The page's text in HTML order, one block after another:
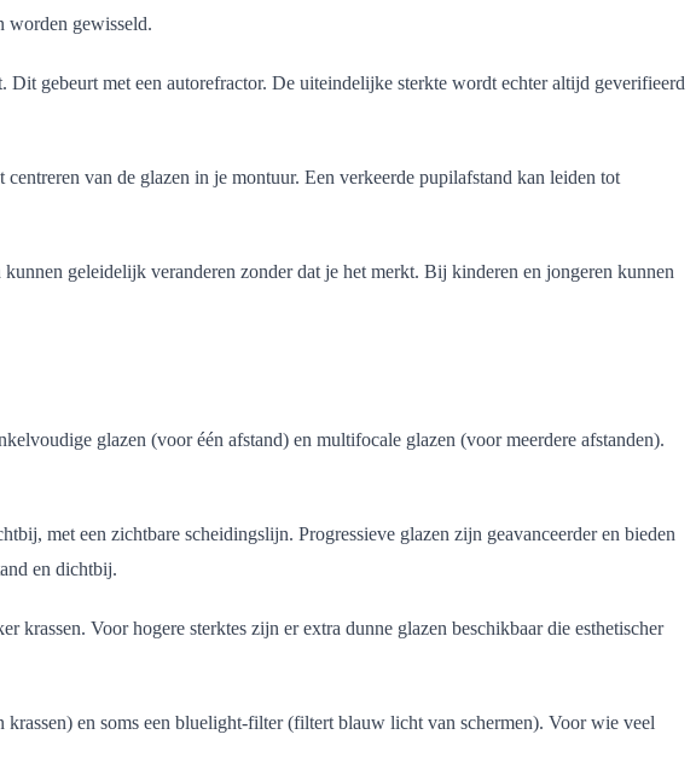
worden gewisseld.
gebeurt met een autorefractor. De uiteindelijke sterkte wordt echter altijd geverifieerd
van de glazen in je montuur. Een verkeerde pupilafstand kan leiden tot
geleidelijk veranderen zonder dat je het merkt. Bij kinderen en jongeren kunnen
glazen (voor één afstand) en multifocale glazen (voor meerdere afstanden).
met een zichtbare scheidingslijn. Progressieve glazen zijn geavanceerder en bieden
en dichtbij.
Voor hogere sterktes zijn er extra dunne glazen beschikbaar die esthetischer
en soms een bluelight-filter (filtert blauw licht van schermen). Voor wie veel